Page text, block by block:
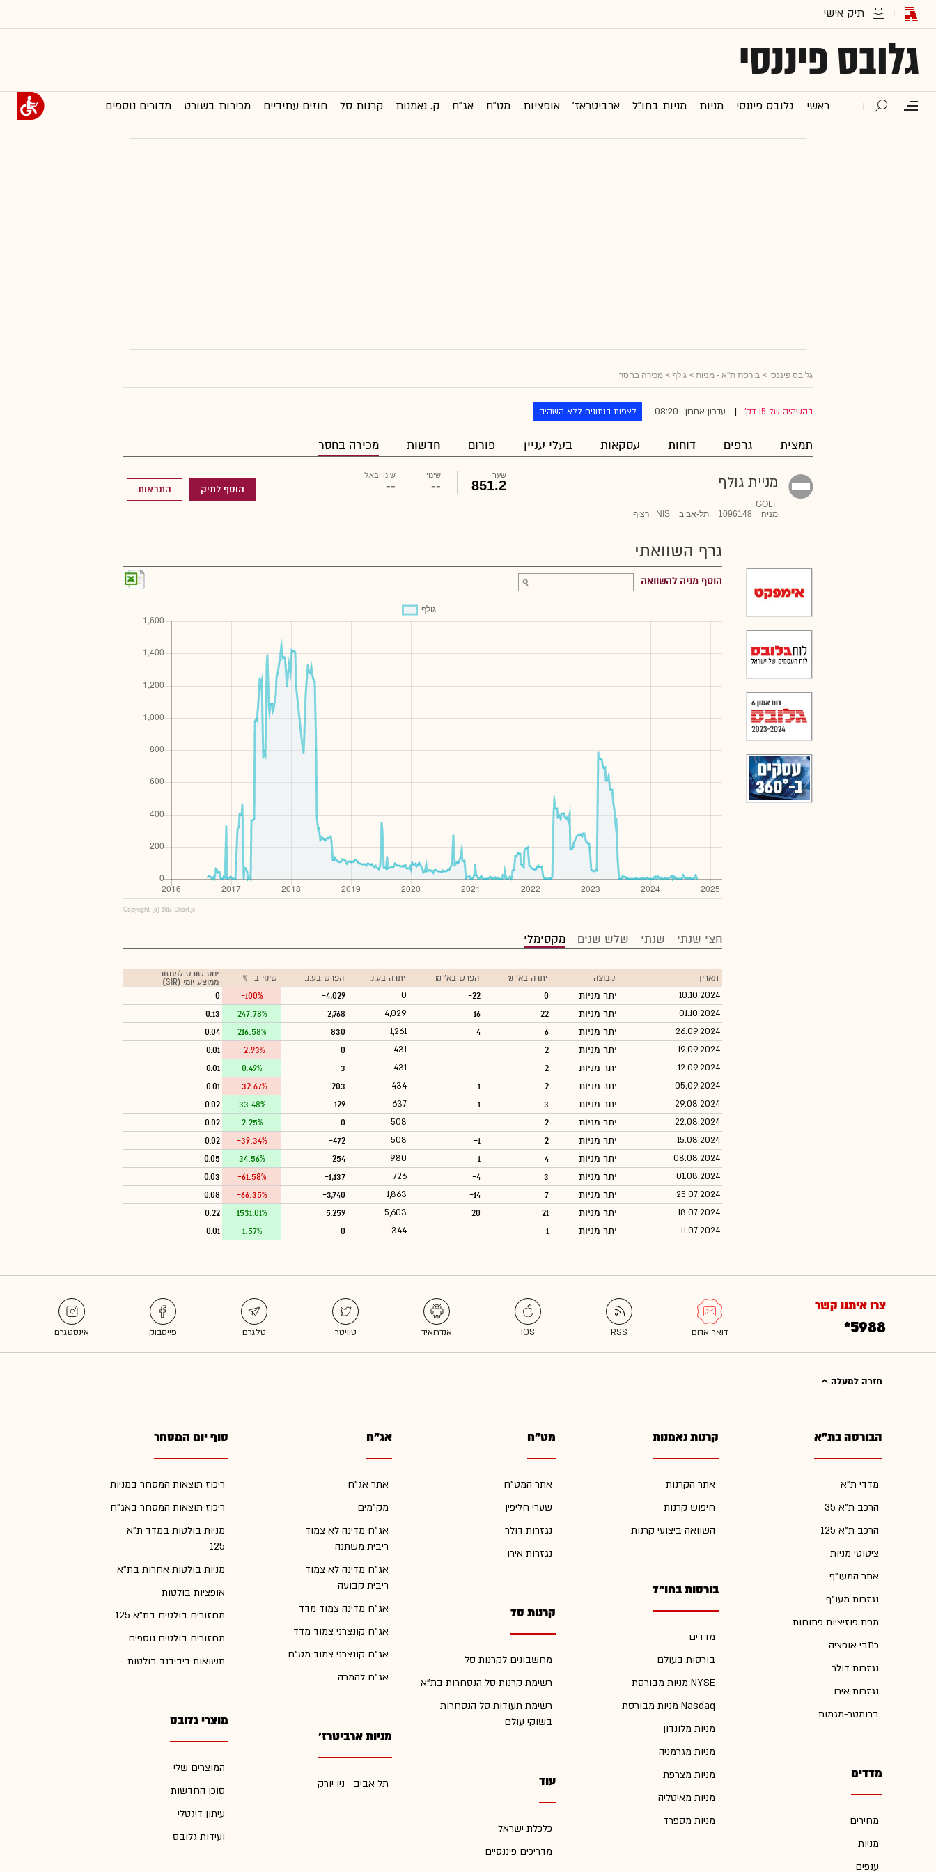
גלובס פיננסי
ראשי גלובס פיננסי מניות מניות בחו"ל ארביטראז' אופציות מט"ח אג"ח ק. נאמנות קרנות סל חוזים עתידיים מכירות בשורט מדורים נוספים
גלובס פיננסי > בורסת ת"א - מניות > גולף > מכירה בחסר
בהשהיה של 15 דק' עדכון אחרון 08:20 לצפות בנתונים ללא השהיה
תמצית גרפים דוחות עסקאות בעלי עניין פורום חדשות מכירה בחסר
מניית גולף
GOLF
מניה
1096148 תל-אביב NIS רציף
שער
851.2
שינוי
--
שינוי באג'
-- הוסף לתיק התראות
גרף השוואתי
הוסף מניה להשוואה
Copyright (c) 2016 Chart.js
חצי שנתי שנתי שלש שנים מקסימלי
תאריך קבוצה יתרה בא' ₪ הפרש בא' ₪ יתרה בע.נ. הפרש בע.נ. שינוי ב- %
יחס שורט למחזור
ממוצע יומי (SIR)
10.10.2024 יתר מניות 0
-22
0
-4,029
-100%
0
01.10.2024 יתר מניות 22
16
4,029
2,768
247.78%
0.13
26.09.2024 יתר מניות 6
4
1,261
830
216.58%
0.04
19.09.2024 יתר מניות 2
431
0
-2.93%
0.01
12.09.2024 יתר מניות 2
431
-3
0.49%
0.01
05.09.2024 יתר מניות 2
-1
434
-203
-32.67%
0.01
29.08.2024 יתר מניות 3
1
637
129
33.48%
0.02
22.08.2024 יתר מניות 2
508
0
2.25%
0.02
15.08.2024 יתר מניות 2
-1
508
-472
-39.34%
0.02
08.08.2024 יתר מניות 4
1
980
254
34.56%
0.05
01.08.2024 יתר מניות 3
-4
726
-1,137
-61.58%
0.03
25.07.2024 יתר מניות 7
-14
1,863
-3,740
-66.35%
0.08
18.07.2024 יתר מניות 21
20
5,603
5,259
1531.01%
0.22
11.07.2024 יתר מניות 1
344
0
1.57%
0.01
צרו איתנו קשר
*5988
חזרה למעלה
הבורסה בת"א
מדדי ת"א
הרכב ת"א 35
הרכב ת"א 125
ציטוטי מניות
אתר המעו"ף
נגזרות מעו"ף
מפת פוזיציות פתוחות
כתבי אופציה
נגזרות דולר
נגזרות אירו
ברומטר-מגמות
מדדים
מחירים
מניות
ענפים
קרנות נאמנות
אתר הקרנות
חיפוש קרנות
השוואה ביצועי קרנות
בורסות בחו"ל
מדדים
בורסות בעולם
מניות מבורסת NYSE
מניות מבורסת Nasdaq
מניות מלונדון
מניות מגרמניה
מניות מצרפת
מניות מאיטליה
מניות מספרד
מט"ח
אתר המט"ח
שערי חליפין
נגזרות דולר
נגזרות אירו
קרנות סל
מחשבונים לקרנות סל
רשימת קרנות סל הנסחרות בת"א
רשימת תעודות סל הנסחרות
בשוקי עולם
עוד
כלכלת ישראל
מדריכים פיננסיים
אג"ח
אתר אג"ח
מק"מים
אג"ח מדינה לא צמוד
ריבית משתנה
אג"ח מדינה לא צמוד
ריבית קבועה
אג"ח מדינה צמוד מדד
אג"ח קונצרני צמוד מדד
אג"ח קונצרני צמוד מט"ח
אג"ח להמרה
מניות ארביטרז'
תל אביב - ניו יורק
סוף יום המסחר
ריכוז תוצאות המסחר במניות
ריכוז תוצאות המסחר באג"ח
מניות בולטות במדד ת"א
125
מניות בולטות אחרות בת"א
אופציות בולטות
מחזורים בולטים בת"א 125
מחזורים בולטים נוספים
תשואות דיבידנד בולטות
מוצרי גלובס
המוצרים שלי
סוכן החדשות
עיתון דיגטלי
ועידות גלובס